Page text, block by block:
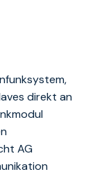
direkt an
AG